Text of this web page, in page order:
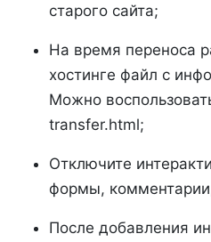
старого сайта;
На время переноса
хостинге файл с
Можно
transfer.html;
Отключите
формы,
После добавления